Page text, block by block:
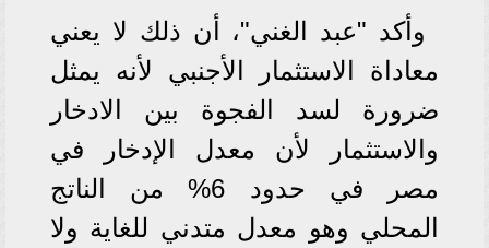
وأكد "عبد الغني"، أن ذلك لا يعني
معاداة الاستثمار الأجنبي لأنه يمثل
ضرورة لسد الفجوة بين الادخار
والاستثمار لأن معدل الإدخار في
مصر في حدود 6% من الناتج
المحلي وهو معدل متدني للغاية ولا